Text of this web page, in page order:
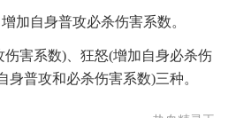
加自身普攻必杀伤害系数。
害系数)、狂怒(增加自身必杀伤
身普攻和必杀伤害系数)三种。